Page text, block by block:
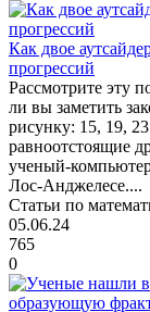
Как двое
прогрессий
Рассмотрите эту
ли вы заметить
рисунку: 15, 19,
равноотстоящие
ученый-
Лос-Анджелесе....
Статьи по
05.06.24
765
0